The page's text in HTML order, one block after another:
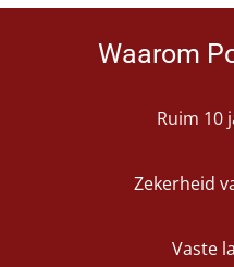
Waarom
Ruim 10
Zekerheid
Vaste